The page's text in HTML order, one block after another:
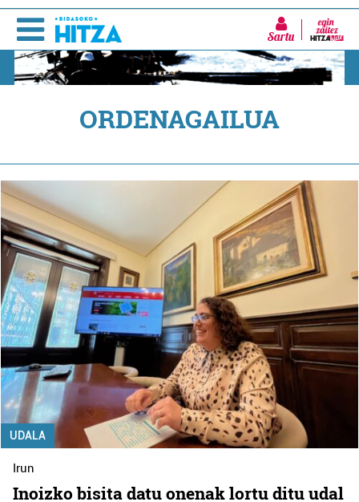
Sartu
ORDENAGAILUA
UDALA
Irun
Inoizko bisita datu onenak lortu ditu udal